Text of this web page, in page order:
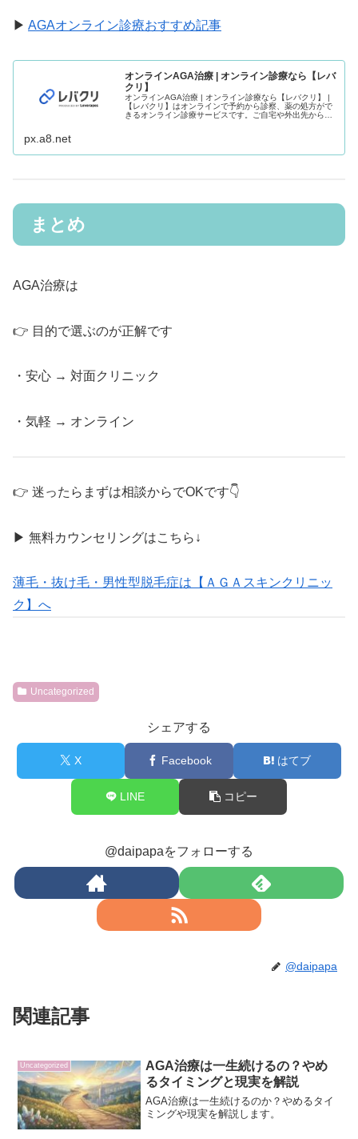
▶ AGAオンライン診療おすすめ記事
オンラインAGA治療 | オンライン診療なら【レバ
クリ】
オンラインAGA治療 | オンライン診療なら【レバクリ】 |
【レバクリ】はオンラインで予約から診察、薬の処方がで
きるオンライン診療サービスです。ご自宅や外出先からPC
px.a8.net
まとめ
AGA治療は
👉 目的で選ぶのが正解です
・安心 → 対面クリニック
・気軽 → オンライン
👉 迷ったらまずは相談からでOKです👇
▶ 無料カウンセリングはこちら↓
薄毛・抜け毛・男性型脱毛症は【ＡＧＡスキンクリニッ
ク】へ
Uncategorized
シェアする
X Facebook はてブ
LINE コピー
@daipapaをフォローする
@daipapa
関連記事
Uncategorized
AGA治療は一生続けるの？やめ
るタイミングと現実を解説
AGA治療は一生続けるのか？やめるタイ
ミングや現実を解説します。